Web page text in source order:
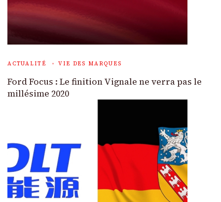
ACTUALITÉ VIE DES MARQUES
Ford Focus : Le finition Vignale ne verra pas le
millésime 2020